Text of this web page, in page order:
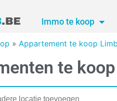
Immo te koop
» Appartement te koop
te